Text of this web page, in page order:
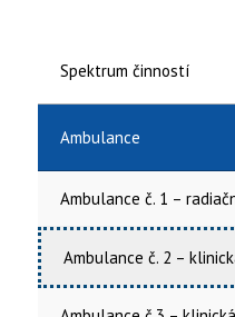
Spektrum činností
Ambulance
Ambulance č. 1 –
Ambulance č. 2 –